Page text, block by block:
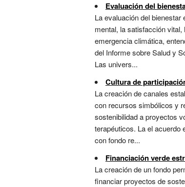
Evaluación del
La evaluación del
mental, la satisfacción
emergencia climática,
del Informe sobre Salud y
Las univers...
Cultura de
La creación de canales
con recursos simbólicos y
sostenibilidad a proyectos
terapéuticos. La el acuerdo
con fondo re...
Financiación verde
La creación de un fondo
financiar proyectos de